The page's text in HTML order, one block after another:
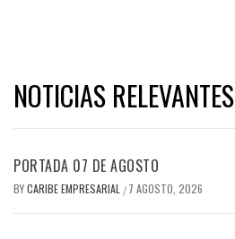
NOTICIAS RELEVANTES
PORTADA 07 DE AGOSTO
BYCARIBE EMPRESARIAL / 7 AGOSTO, 2026